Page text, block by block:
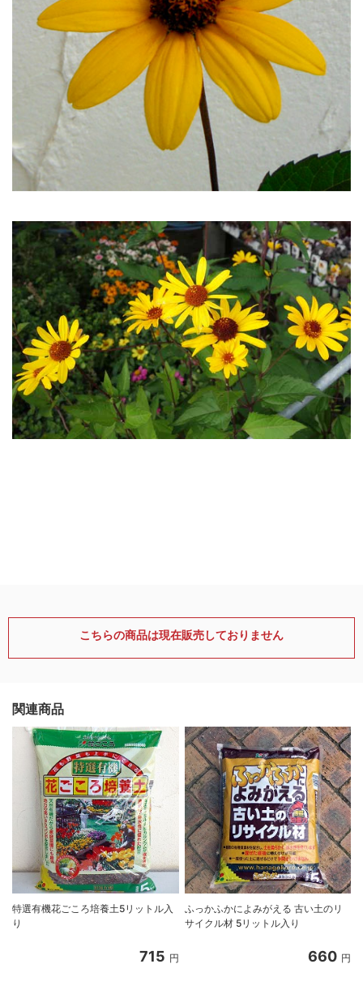
こちらの商品は現在販売しておりません
関連商品
特選有機花ごころ培養土5リットル入
り
715 円
ふっかふかによみがえる 古い土のリ
サイクル材 5リットル入り
660 円